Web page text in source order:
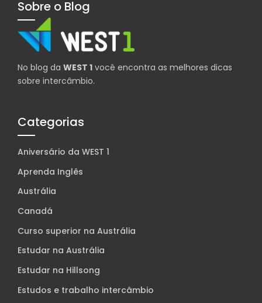
Sobre o Blog
No blog da WEST 1 você encontra as melhores dicas
sobre intercâmbio.
Categorias
Aniversário da WEST 1
Aprenda Inglês
Austrália
Canadá
Curso superior na Austrália
Estudar na Austrália
Estudar na Hillsong
Estudos e trabalho intercâmbio